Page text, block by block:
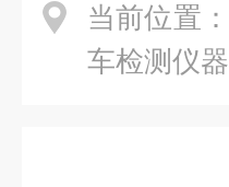
当前位置：
车检测仪器